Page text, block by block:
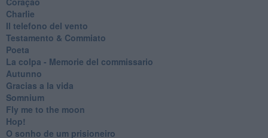
Charlie
Il telefono del vento
Testamento & Commiato
Poeta
​La colpa - Memorie del commissario
Autunno
Gracias a la vida
Somnium
Fly me to the moon
Hop!
O sonho de um prisioneiro